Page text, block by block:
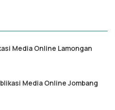
Media Online Lamongan
Media Online Jombang